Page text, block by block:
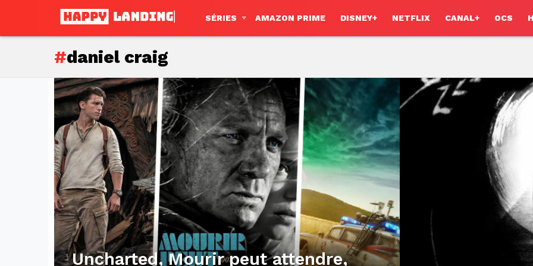
SÉRIES AMAZON PRIME DISNEY+ NETFLIX CANAL+ OCS
daniel craig
Subterms
Latest
stories
Uncharted, Mourir peut attendre,